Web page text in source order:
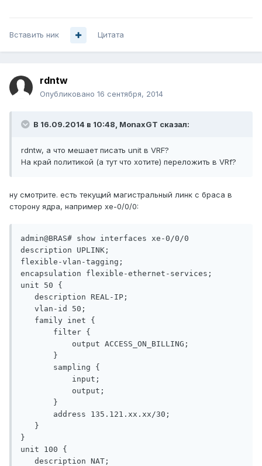
Вставить ник Цитата
rdntw
Опубликовано 16 сентября, 2014
В 16.09.2014 в 10:48, MonaxGT сказал:
rdntw, а что мешает писать unit в VRF?
На край политикой (а тут что хотите) переложить в VRf?
ну смотрите. есть текущий магистральный линк с браса в
сторону ядра, например xe-0/0/0:
admin@BRAS# show interfaces xe-0/0/0
description UPLINK;
flexible-vlan-tagging;
encapsulation flexible-ethernet-services;
unit 50 {
}
unit 100 {